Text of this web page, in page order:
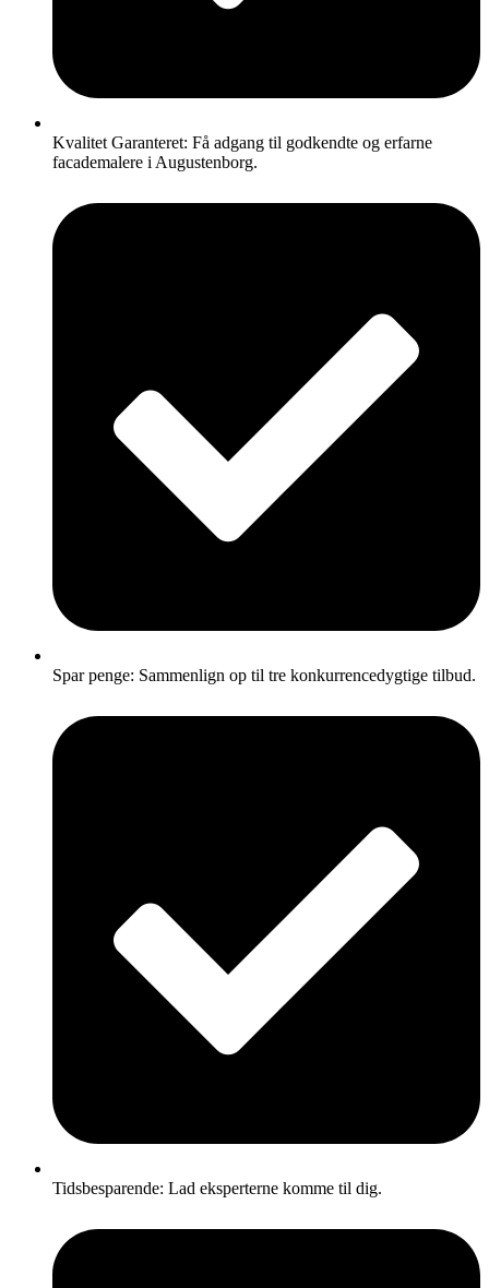
Kvalitet Garanteret: Få adgang til godkendte og erfarne
facademalere i Augustenborg.
Spar penge: Sammenlign op til tre konkurrencedygtige tilbud.
Tidsbesparende: Lad eksperterne komme til dig.